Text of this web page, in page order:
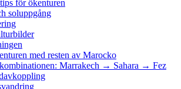
för ökenturen
soluppgång
med resten av Marocko
Marrakech → Sahara → Fez